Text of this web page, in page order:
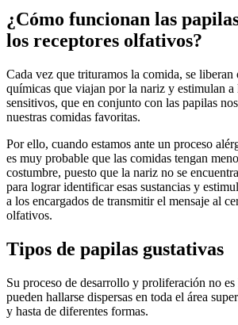
¿Cómo funcionan las
los receptores olfativos?
Cada vez que trituramos la comida, se liberan
químicas que viajan por la nariz y estimulan a
sensitivos, que en conjunto con las papilas
nuestras comidas favoritas.
Por ello, cuando estamos ante un proceso
es muy probable que las comidas tengan
costumbre, puesto que la nariz no se encuentra
para lograr identificar esas sustancias y
a los encargados de transmitir el mensaje al
olfativos.
Tipos de papilas gustativas
Su proceso de desarrollo y proliferación no es
pueden hallarse dispersas en toda el área
y hasta de diferentes formas.